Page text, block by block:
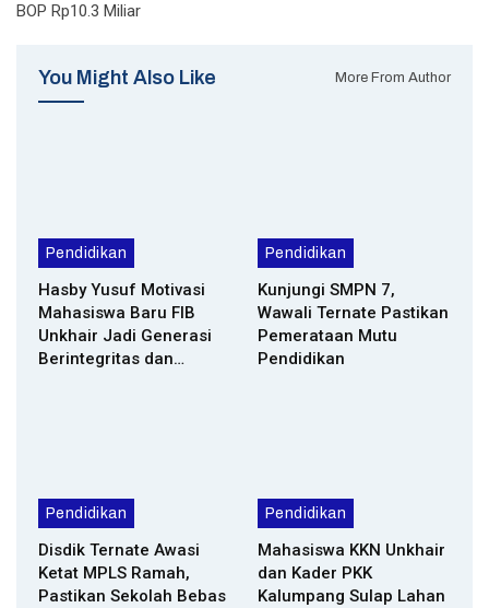
BOP Rp10.3 Miliar
You Might Also Like More From Author
Pendidikan
Hasby Yusuf Motivasi
Mahasiswa Baru FIB
Unkhair Jadi Generasi
Berintegritas dan…
Pendidikan
Kunjungi SMPN 7,
Wawali Ternate Pastikan
Pemerataan Mutu
Pendidikan
Pendidikan
Disdik Ternate Awasi
Ketat MPLS Ramah,
Pastikan Sekolah Bebas
Pendidikan
Mahasiswa KKN Unkhair
dan Kader PKK
Kalumpang Sulap Lahan